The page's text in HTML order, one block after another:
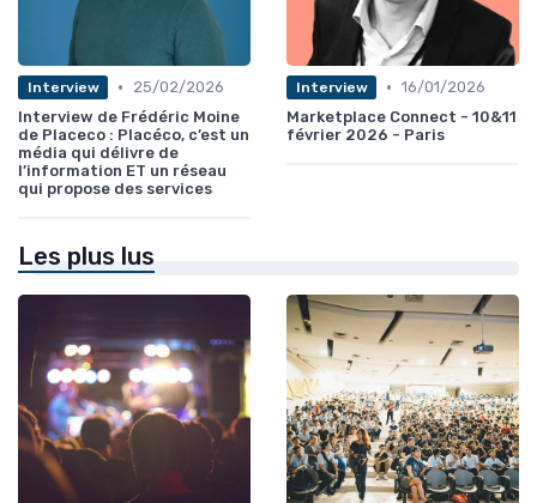
Interview •
25/02/2026
Interview de Frédéric Moine
de Placeco : Placéco, c’est un
média qui délivre de
l’information ET un réseau
qui propose des services
Interview • 16/01/2026
Marketplace Connect - 10&11
février 2026 - Paris
Les plus lus